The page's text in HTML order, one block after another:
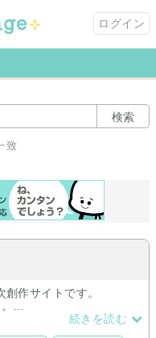
ログイン
検索
致
作サイトです。
続きを読む